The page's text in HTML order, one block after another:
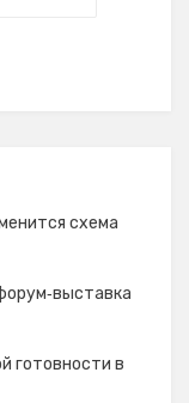
схема
готовности в